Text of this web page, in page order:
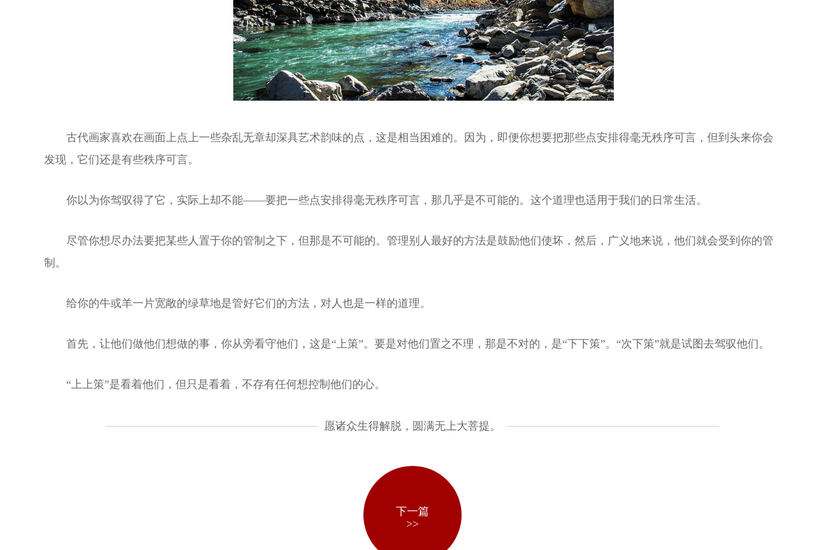
古代画家喜欢在画面上点上一些杂乱无章却深具艺术韵味的点，这是相当困难的。因为，即便你想要把那些点安排得毫无秩序可言，但到头来你会
发现，它们还是有些秩序可言。
你以为你驾驭得了它，实际上却不能——要把一些点安排得毫无秩序可言，那几乎是不可能的。这个道理也适用于我们的日常生活。
尽管你想尽办法要把某些人置于你的管制之下，但那是不可能的。管理别人最好的方法是鼓励他们使坏，然后，广义地来说，他们就会受到你的管
制。
给你的牛或羊一片宽敞的绿草地是管好它们的方法，对人也是一样的道理。
首先，让他们做他们想做的事，你从旁看守他们，这是“上策”。要是对他们置之不理，那是不对的，是“下下策”。“次下策”就是试图去驾驭他们。
“上上策”是看着他们，但只是看着，不存有任何想控制他们的心。
愿诸众生得解脱，圆满无上大菩提。
下一篇
>>